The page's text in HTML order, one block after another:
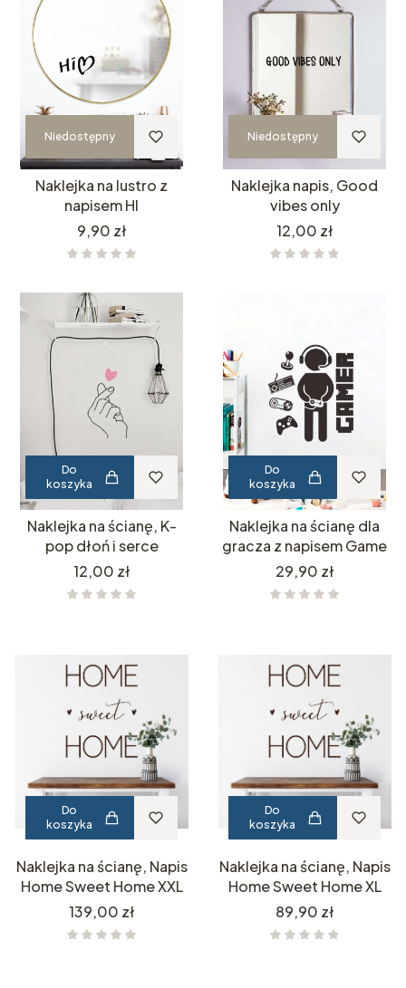
Niedostępny
Naklejka na lustro z
napisem HI
Cena
9,90 zł
Niedostępny
Naklejka napis, Good
vibes only
Cena
12,00 zł
Do
koszyka
Naklejka na ścianę, K-
pop dłoń i serce
Cena
12,00 zł
Do
koszyka
Naklejka na ścianę dla
gracza z napisem Game
Cena
29,90 zł
Do
koszyka
Naklejka na ścianę, Napis
Home Sweet Home XXL
Cena
139,00 zł
Do
koszyka
Naklejka na ścianę, Napis
Home Sweet Home XL
Cena
89,90 zł